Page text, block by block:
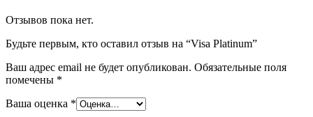
Отзывов пока нет.
Будьте первым, кто оставил отзыв на “Visa Platinum”
Ваш адрес email не будет опубликован. Обязательные поля
помечены *
Ваша оценка *